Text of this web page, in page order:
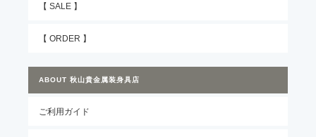
【 SALE 】
【 ORDER 】
ABOUT 秋山貴金属装身具店
ご利用ガイド